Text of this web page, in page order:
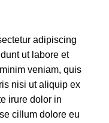
adipiscing
ut labore et
veniam, quis
nisi ut aliquip ex
irure dolor in
cillum dolore eu